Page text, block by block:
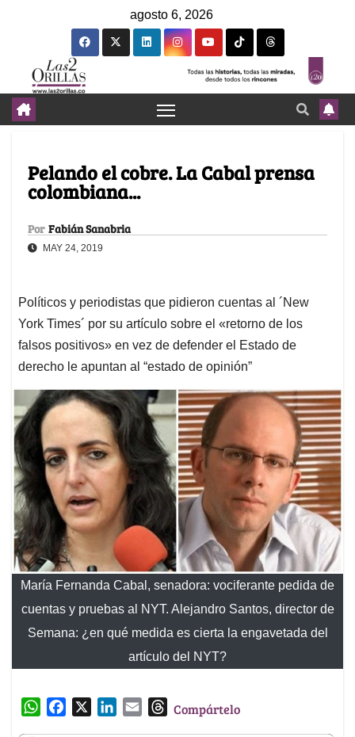
agosto 6, 2026
Pelando el cobre. La Cabal prensa
colombiana...
Por Fabián Sanabria
MAY 24, 2019
Políticos y periodistas que pidieron cuentas al ´New
York Times´ por su artículo sobre el «retorno de los
falsos positivos» en vez de defender el Estado de
derecho le apuntan al “estado de opinión”
María Fernanda Cabal, senadora: vociferante pedida de
cuentas y pruebas al NYT. Alejandro Santos, director de
Semana: ¿en qué medida es cierta la engavetada del
artículo del NYT?
W
TCompártelo